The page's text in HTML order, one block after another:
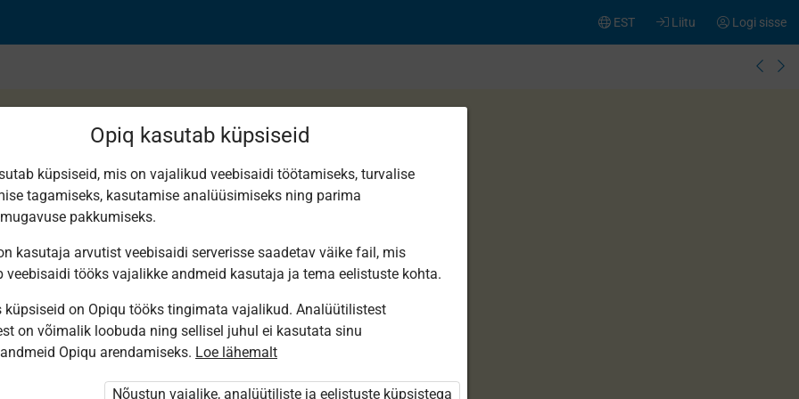
Logi sisse
Liitu
EST
järves
ole Opiqusse sisse logitud.
Õpilastele saab määrata õpiku
Opiq kasutab küpsiseid
küpsiseid, mis on vajalikud veebisaidi töötamiseks, turvalise
tagamiseks, kasutamise analüüsimiseks ning parima
pakkumiseks.
kasutaja arvutist veebisaidi serverisse saadetav väike fail, mis
veebisaidi tööks vajalikke andmeid kasutaja ja tema eelistuste kohta.
küpsiseid on Opiqu tööks tingimata vajalikud. Analüütilistest
on võimalik loobuda ning sellisel juhul ei kasutata sinu
Opiqu arendamiseks. Loe lähemalt
Nõustun vajalike, analüütiliste ja eelistuste küpsistega